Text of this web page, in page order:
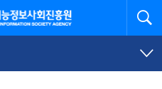
진흥원